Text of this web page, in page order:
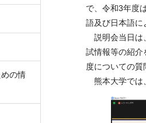
で、令和3年度
語及び日本語に
説明会当日は
試情報等の紹介
度についての質
熊本大学では
の情